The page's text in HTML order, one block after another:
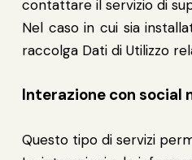
contattare il servizio di
Nel caso in cui sia
raccolga Dati di Utilizzo
Interazione con
Questo tipo di servizi